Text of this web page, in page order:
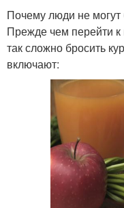
Почему люди не могут
Прежде чем перейти
так сложно бросить
включают: